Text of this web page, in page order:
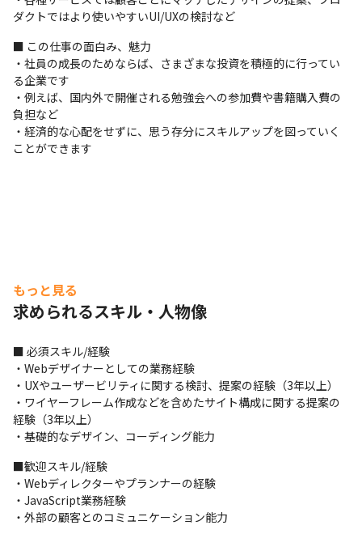
ダクトではより使いやすいUI/UXの検討など
■ この仕事の面白み、魅力
・社員の成長のためならば、さまざまな投資を積極的に行ってい
る企業です
・例えば、国内外で開催される勉強会への参加費や書籍購入費の
負担など
・経済的な心配をせずに、思う存分にスキルアップを図っていく
ことができます
もっと見る
求められるスキル・人物像
■ 必須スキル/経験
・Webデザイナーとしての業務経験
・UXやユーザービリティに関する検討、提案の経験（3年以上）
・ワイヤーフレーム作成などを含めたサイト構成に関する提案の
経験（3年以上）
・基礎的なデザイン、コーディング能力
■歓迎スキル/経験
・Webディレクターやプランナーの経験
・JavaScript業務経験
・外部の顧客とのコミュニケーション能力